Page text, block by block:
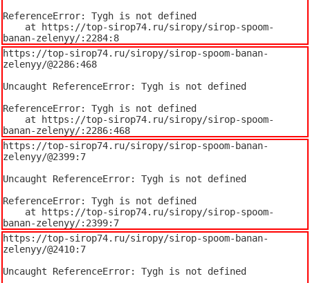
ReferenceError: Tygh is not defined
banan-zelenyy/:2284:8
https://top-sirop74.ru/siropy/sirop-spoom-banan-
zelenyy/@2286:468
Uncaught ReferenceError: Tygh is not defined
ReferenceError: Tygh is not defined
banan-zelenyy/:2286:468
https://top-sirop74.ru/siropy/sirop-spoom-banan-
zelenyy/@2399:7
Uncaught ReferenceError: Tygh is not defined
ReferenceError: Tygh is not defined
banan-zelenyy/:2399:7
https://top-sirop74.ru/siropy/sirop-spoom-banan-
zelenyy/@2410:7
Uncaught ReferenceError: Tygh is not defined